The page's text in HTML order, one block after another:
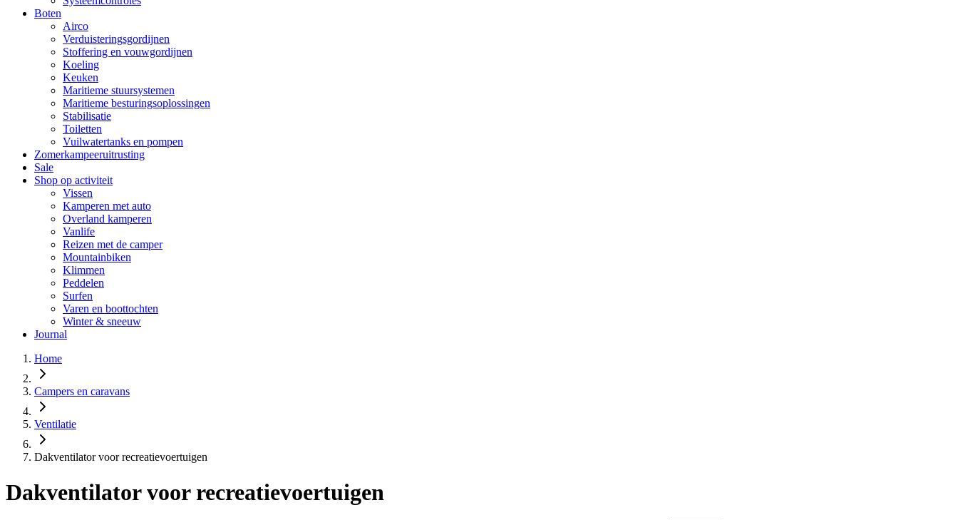
Boten
Airco
Verduisteringsgordijnen
Stoffering en vouwgordijnen
Koeling
Keuken
Maritieme stuursystemen
Maritieme besturingsoplossingen
Stabilisatie
Toiletten
Vuilwatertanks en pompen
Zomerkampeeruitrusting
Sale
Shop op activiteit
Vissen
Kamperen met auto
Overland kamperen
Vanlife
Reizen met de camper
Mountainbiken
Klimmen
Peddelen
Surfen
Varen en boottochten
Winter & sneeuw
Journal
Home
Campers en caravans
Ventilatie
Dakventilator voor recreatievoertuigen
Dakventilator voor recreatievoertuigen